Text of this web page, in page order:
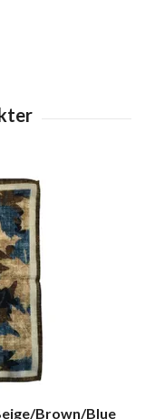
Brown/Blue